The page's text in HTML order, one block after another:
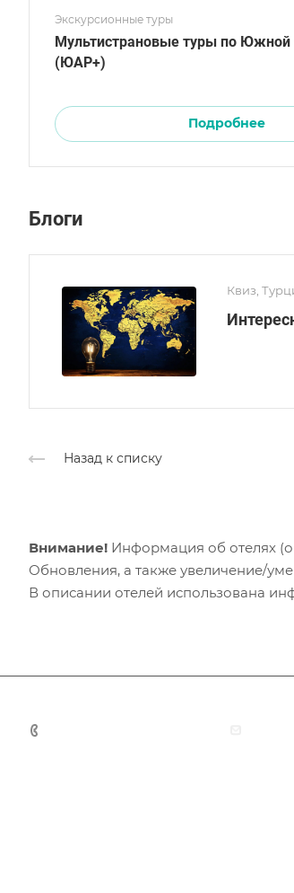
Экскурсионные туры
Мультистрановые туры по
(ЮАР+)
Подробнее
Блоги
Квиз,
Назад к списку
Внимание! Информация об отелях
Обновления, а также увеличение/
В описании отелей использована